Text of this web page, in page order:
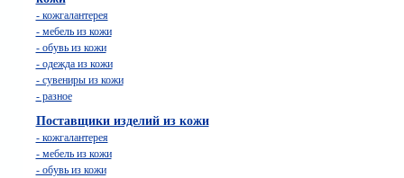
- кожгалантерея
- мебель из кожи
- обувь из кожи
- одежда из кожи
- сувениры из кожи
- разное
Поставщики изделий из кожи
- кожгалантерея
- мебель из кожи
- обувь из кожи